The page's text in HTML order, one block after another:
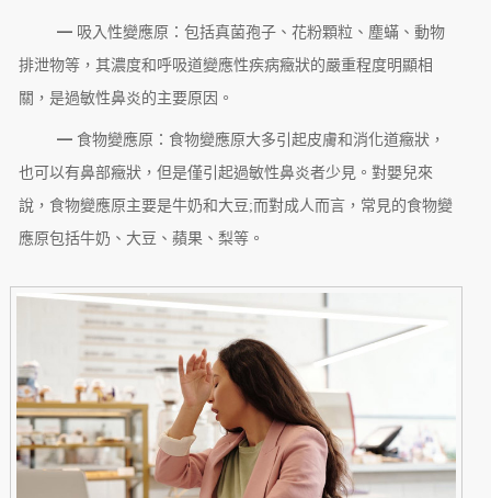
━ 吸入性變應原：包括真菌孢子、花粉顆粒、塵蟎、動物
排泄物等，其濃度和呼吸道變應性疾病癥狀的嚴重程度明顯相
關，是過敏性鼻炎的主要原因。
━ 食物變應原：食物變應原大多引起皮膚和消化道癥狀，
也可以有鼻部癥狀，但是僅引起過敏性鼻炎者少見。對嬰兒來
說，食物變應原主要是牛奶和大豆;而對成人而言，常見的食物變
應原包括牛奶、大豆、蘋果、梨等。